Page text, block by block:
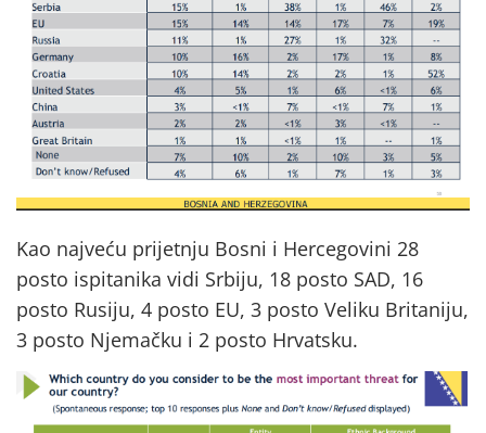
Kao najveću prijetnju Bosni i Hercegovini 28
posto ispitanika vidi Srbiju, 18 posto SAD, 16
posto Rusiju, 4 posto EU, 3 posto Veliku Britaniju,
3 posto Njemačku i 2 posto Hrvatsku.